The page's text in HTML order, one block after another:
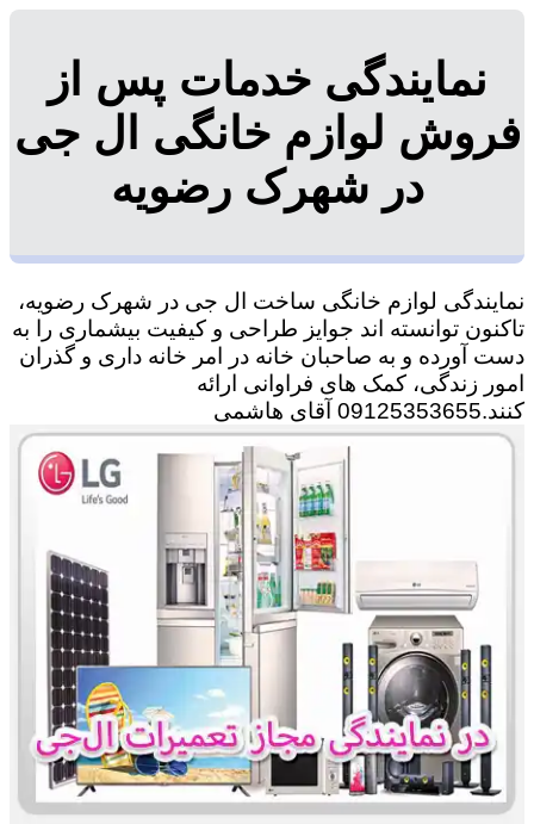
نمایندگی خدمات پس از
فروش لوازم خانگی ال جی
در شهرک رضویه
نمایندگی لوازم خانگی ساخت ال جی در شهرک رضویه،
تاکنون توانسته اند جوایز طراحی و کیفیت بیشماری را به
دست آورده و به صاحبان خانه در امر خانه داری و گذران
امور زندگی، کمک های فراوانی ارائه
کنند.09125353655 آقای هاشمی